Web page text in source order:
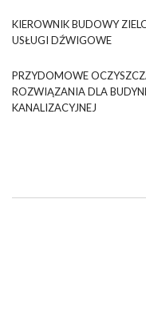
KIEROWNIK BUDOWY
USŁUGI DŹWIGOWE
PRZYDOMOWE
ROZWIĄZANIA DLA
KANALIZACYJNEJ